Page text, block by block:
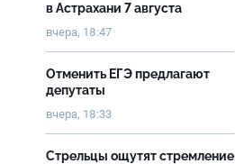
в Астрахани 7 августа
вчера, 18:47
Отменить ЕГЭ предлагают
депутаты
вчера, 18:33
Стрельцы ощутят стремление